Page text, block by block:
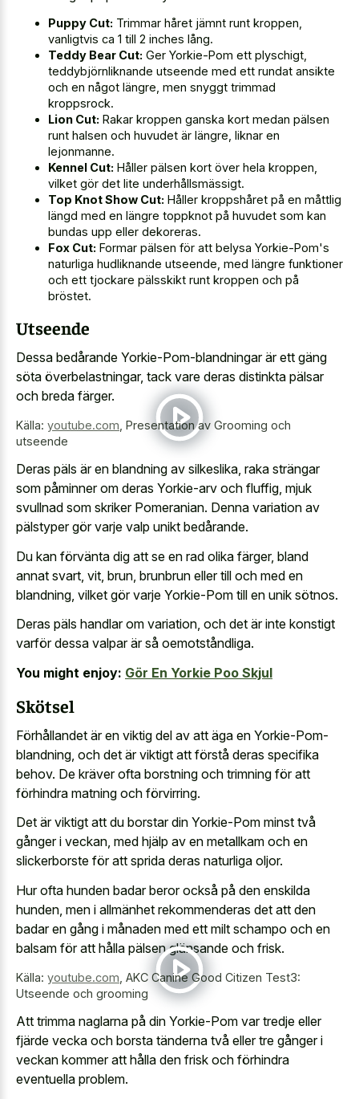
Puppy Cut: Trimmar håret jämnt runt kroppen,
vanligtvis ca 1 till 2 inches lång.
Teddy Bear Cut: Ger Yorkie-Pom ett plyschigt,
teddybjörnliknande utseende med ett rundat ansikte
och en något längre, men snyggt trimmad
kroppsrock.
Lion Cut: Rakar kroppen ganska kort medan pälsen
runt halsen och huvudet är längre, liknar en
lejonmanne.
Kennel Cut: Håller pälsen kort över hela kroppen,
vilket gör det lite underhållsmässigt.
Top Knot Show Cut: Håller kroppshåret på en måttlig
längd med en längre toppknot på huvudet som kan
bundas upp eller dekoreras.
Fox Cut: Formar pälsen för att belysa Yorkie-Pom's
naturliga hudliknande utseende, med längre funktioner
och ett tjockare pälsskikt runt kroppen och på
bröstet.
Utseende
Dessa bedårande Yorkie-Pom-blandningar är ett gäng
söta överbelastningar, tack vare deras distinkta pälsar
och breda färger.
Källa: youtube.com Presentation av Grooming och
utseende
Deras päls är en blandning av silkeslika, raka strängar
som påminner om deras Yorkie-arv och fluffig, mjuk
svullnad som skriker Pomeranian. Denna variation av
pälstyper gör varje valp unikt bedårande.
Du kan förvänta dig att se en rad olika färger, bland
annat svart, vit, brun, brunbrun eller till och med en
blandning, vilket gör varje Yorkie-Pom till en unik sötnos.
Deras päls handlar om variation, och det är inte konstigt
varför dessa valpar är så oemotståndliga.
You might enjoy: Gör En Yorkie Poo Skjul
Skötsel
Förhållandet är en viktig del av att äga en Yorkie-Pom-
blandning, och det är viktigt att förstå deras specifika
behov. De kräver ofta borstning och trimning för att
förhindra matning och förvirring.
Det är viktigt att du borstar din Yorkie-Pom minst två
gånger i veckan, med hjälp av en metallkam och en
slickerborste för att sprida deras naturliga oljor.
Hur ofta hunden badar beror också på den enskilda
hunden, men i allmänhet rekommenderas det att den
badar en gång i månaden med ett milt schampo och en
balsam för att hålla pälsen glänsande och frisk.
Källa: youtube.com AKC Canine Good Citizen Test3:
Utseende och grooming
Att trimma naglarna på din Yorkie-Pom var tredje eller
fjärde vecka och borsta tänderna två eller tre gånger i
veckan kommer att hålla den frisk och förhindra
eventuella problem.